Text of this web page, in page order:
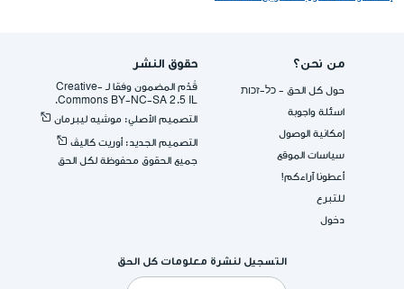
من نحن؟
حول كل الحق - כל-זכות
اسئلة واجوبة
إمكانية الوصول
سياسات الموقع
أعطونا آراءكم!
للتبرع
دخول
حقوق النشر
قُدِّم المضمون وفقا لـ -Creative
Commons BY-NC-SA 2.5 IL.
التصميم الأصلي: موشيه ليبرمان
التصميم الجديد: أوريت كاليڤ
جميع الحقوق محفوظة لكل الحق
التسجيل لنشرة معلومات كل الحق
البريد